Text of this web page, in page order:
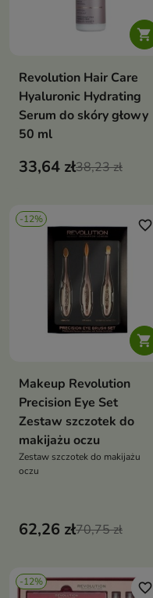

Revolution Hair Care
Hyaluronic Hydrating
Serum do skóry głowy
50 ml
33,64 zł38,23 zł
-12%

favorite_border
Makeup Revolution
Precision Eye Set
Zestaw szczotek do
makijażu oczu
Zestaw szczotek do makijażu
oczu
62,26 zł70,75 zł
-12% favorite_border